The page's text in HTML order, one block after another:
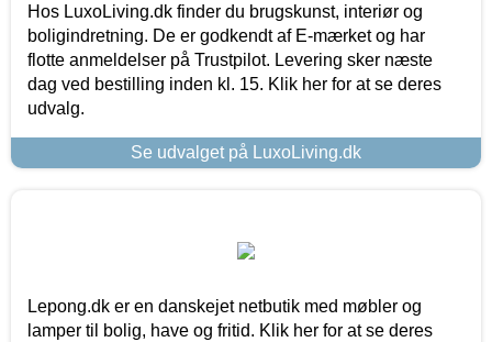
Hos LuxoLiving.dk finder du brugskunst, interiør og
boligindretning. De er godkendt af E-mærket og har
flotte anmeldelser på Trustpilot. Levering sker næste
dag ved bestilling inden kl. 15. Klik her for at se deres
udvalg.
Se udvalget på LuxoLiving.dk
Lepong.dk er en danskejet netbutik med møbler og
lamper til bolig, have og fritid. Klik her for at se deres